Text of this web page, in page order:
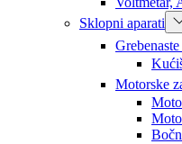
Sklopni aparati
Motorske